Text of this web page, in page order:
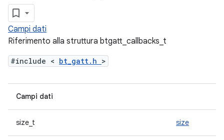
Campi dati
Riferimento alla struttura btgatt_callbacks_t
#include < bt_gatt.h >
Campi dati
size_t size